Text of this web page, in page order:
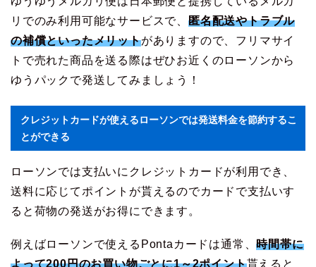
リでのみ利用可能なサービスで、 匿名配送やトラブル
の補償といったメリットがありますので、フリマサイ
トで売れた商品を送る際はぜひお近くのローソンから
ゆうパックで発送してみましょう！
クレジットカードが使えるローソンでは発送料金を節約するこ
とができる
ローソンでは支払いにクレジットカードが利用でき、
送料に応じてポイントが貰えるのでカードで支払いす
ると荷物の発送がお得にできます。
例えばローソンで使えるPontaカードは通常、時間帯に
よって200円のお買い物ごとに1～2ポイント貰えると